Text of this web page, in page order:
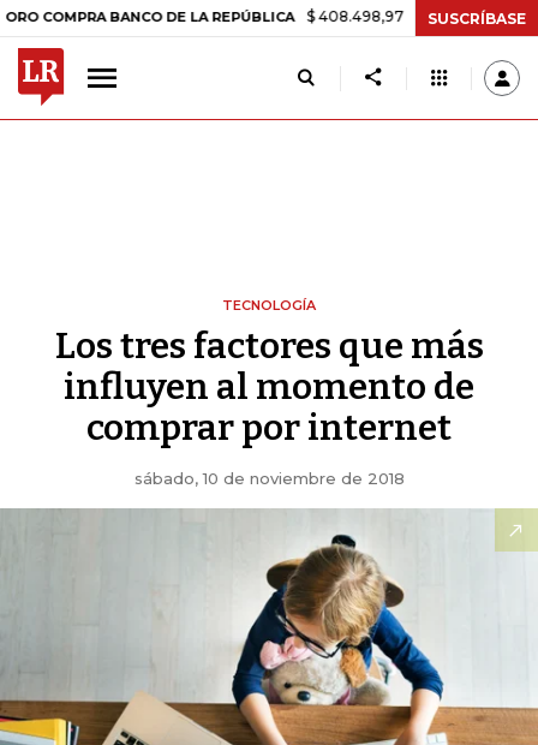
BANCO DE LA REPÚBLICA $ 408.498,97 +$ 8.753,81 +2,19%
SUSCRÍBASE
TECNOLOGÍA
Los tres factores que más
influyen al momento de
comprar por internet
sábado, 10 de noviembre de 2018